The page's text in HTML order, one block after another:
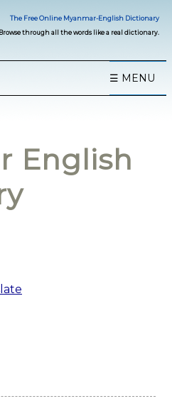
The Free Online Myanmar-English Dictionary
through all the words like a real dictionary.
☰ MENU
English